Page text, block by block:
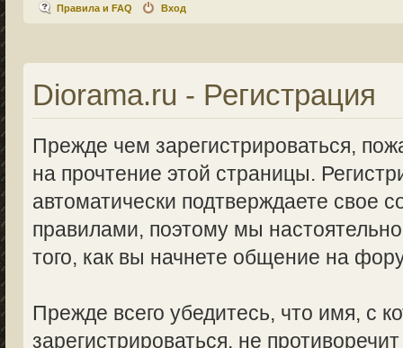
Правила и FAQ Вход
Diorama.ru - Регистрация
Прежде чем зарегистрироваться,
на прочтение этой страницы.
автоматически подтверждаете свое
правилами, поэтому мы
того, как вы начнете общение на
Прежде всего убедитесь, что имя, с
зарегистрироваться, не